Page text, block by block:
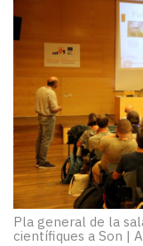
Reportatges
Entrevistes
Enquestes
escena!
Dis
la
teva!
Subscriptors
La
newsletter
Pla general de la
científiques a Son |